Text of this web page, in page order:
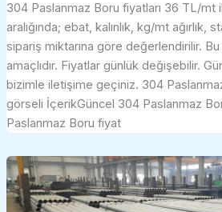
304 Paslanmaz Boru fiyatları 36 TL/
aralığında; ebat, kalınlık, kg/mt ağırlık,
sipariş miktarına göre değerlendirilir.
amaçlıdır. Fiyatlar günlük değişebilir.
bizimle iletişime geçiniz. 304
görseli İçerikGüncel 304 Paslanmaz
Paslanmaz Boru fiyat